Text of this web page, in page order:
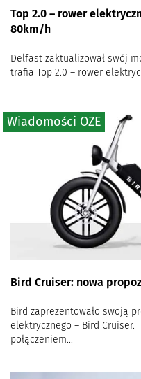
Top 2.0 – rower
80km/h
Delfast zaktualizował swój
trafia Top 2.0 – rower
Bird Cruiser: nowa
Bird zaprezentowało swoją
elektrycznego – Bird Cruiser.
połączeniem...
Wiadomości OZE